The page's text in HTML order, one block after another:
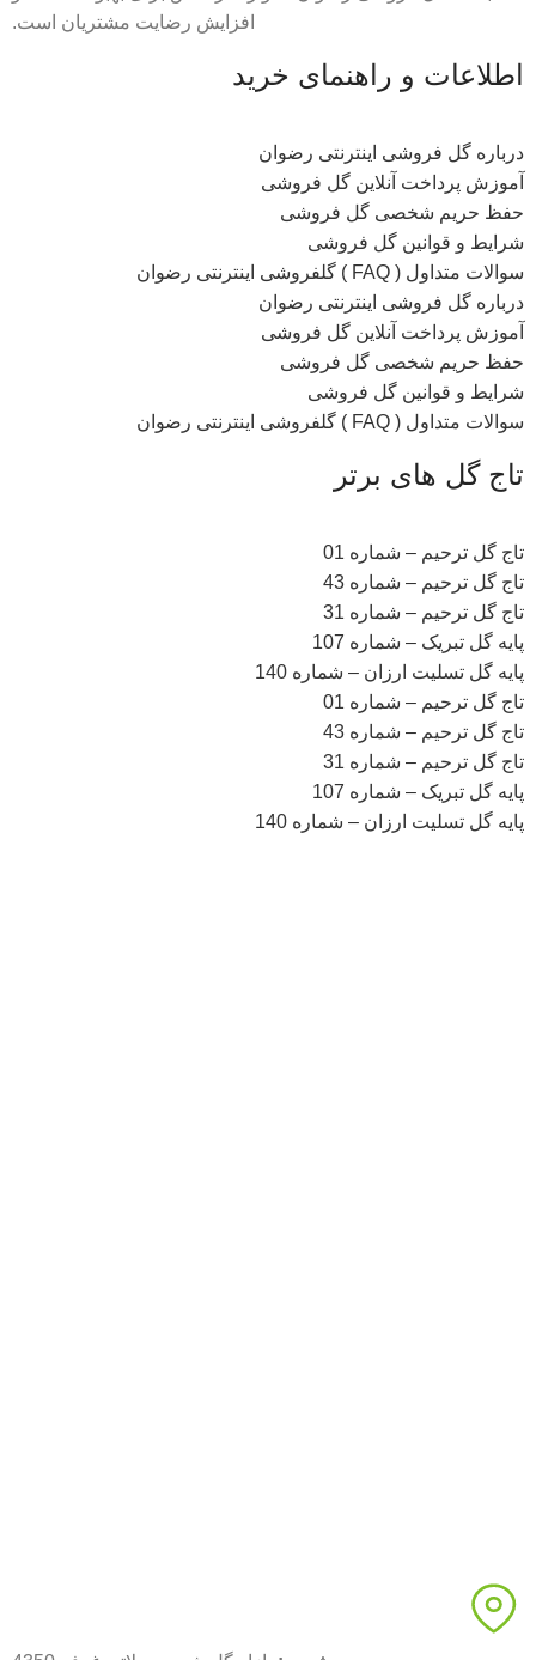
افزایش رضایت مشتریان است.
اطلاعات و راهنمای خرید
درباره گل فروشی اینترنتی رضوان
آموزش پرداخت آنلاین گل فروشی
حفظ حریم شخصی گل فروشی
شرایط و قوانین گل فروشی
سوالات متداول ( FAQ ) گلفروشی اینترنتی رضوان
درباره گل فروشی اینترنتی رضوان
آموزش پرداخت آنلاین گل فروشی
حفظ حریم شخصی گل فروشی
شرایط و قوانین گل فروشی
سوالات متداول ( FAQ ) گلفروشی اینترنتی رضوان
تاج گل های برتر
تاج گل ترحیم – شماره 01
تاج گل ترحیم – شماره 43
تاج گل ترحیم – شماره 31
پایه گل تبریک – شماره 107
پایه گل تسلیت ارزان – شماره 140
تاج گل ترحیم – شماره 01
تاج گل ترحیم – شماره 43
تاج گل ترحیم – شماره 31
پایه گل تبریک – شماره 107
پایه گل تسلیت ارزان – شماره 140